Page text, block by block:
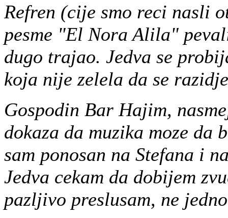
Refren (cije smo reci nasli
pesme "El Nora Alila"
dugo trajao. Jedva se
koja nije zelela da se
Gospodin Bar Hajim,
dokaza da muzika moze da
sam ponosan na Stefana i
Jedva cekam da dobijem
pazljivo preslusam, ne